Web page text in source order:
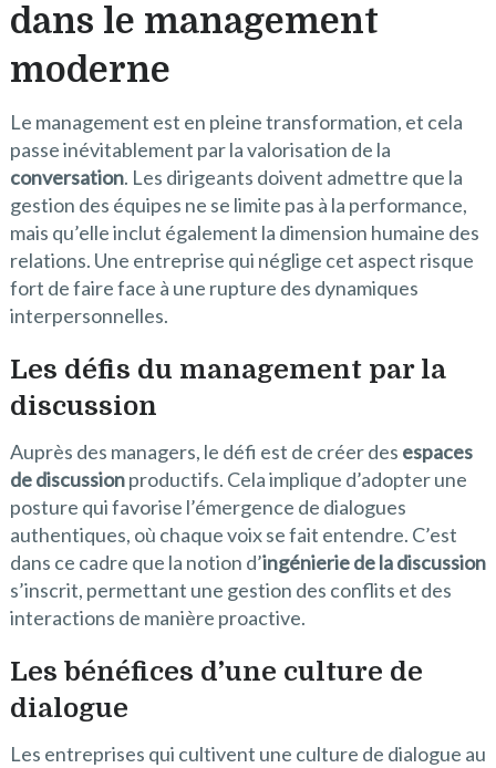
dans le management
moderne
Le management est en pleine transformation, et cela
passe inévitablement par la valorisation de la
conversation. Les dirigeants doivent admettre que la
gestion des équipes ne se limite pas à la performance,
mais qu’elle inclut également la dimension humaine des
relations. Une entreprise qui néglige cet aspect risque
fort de faire face à une rupture des dynamiques
interpersonnelles.
Les défis du management par la
discussion
Auprès des managers, le défi est de créer des espaces
de discussionproductifs. Cela implique d’adopter une
posture qui favorise l’émergence de dialogues
authentiques, où chaque voix se fait entendre. C’est
dans ce cadre que la notion d’ingénierie de la discussion
s’inscrit, permettant une gestion des conflits et des
interactions de manière proactive.
Les bénéfices d’une culture de
dialogue
Les entreprises qui cultivent une culture de dialogue au